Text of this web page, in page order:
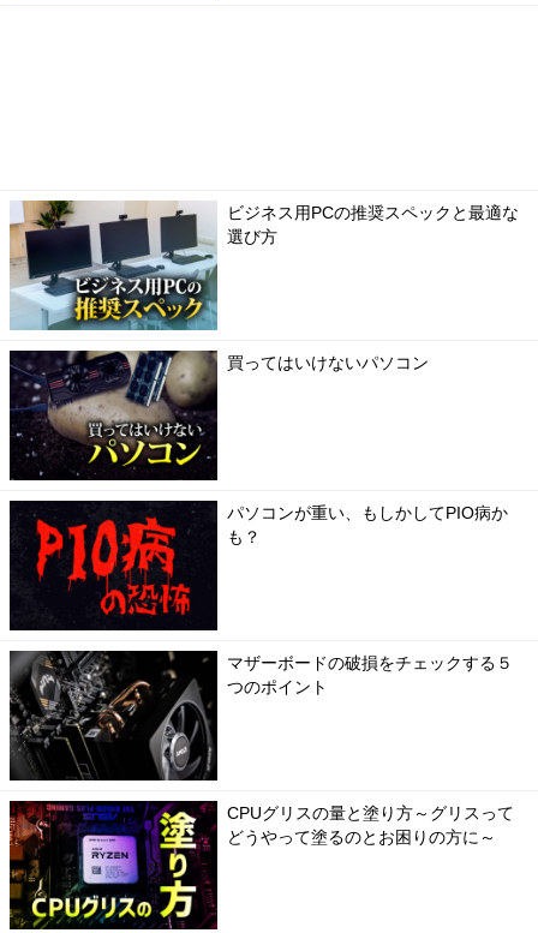
ビジネス用PCの推奨スペックと最適な
選び方
買ってはいけないパソコン
パソコンが重い、もしかしてPIO病か
も？
マザーボードの破損をチェックする５
つのポイント
CPUグリスの量と塗り方～グリスって
どうやって塗るのとお困りの方に～